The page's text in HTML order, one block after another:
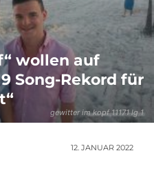
gewitter im kopf 11171 lg 1
wollen auf
Song-Rekord für
12. JANUAR 2022